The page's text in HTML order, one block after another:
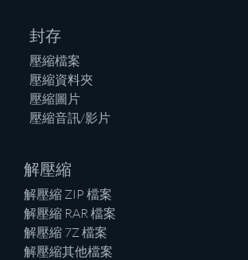
封存
壓縮檔案
壓縮資料夾
壓縮圖片
壓縮音訊/影片
解壓縮
解壓縮 ZIP 檔案
解壓縮 RAR 檔案
解壓縮 7Z 檔案
解壓縮其他檔案